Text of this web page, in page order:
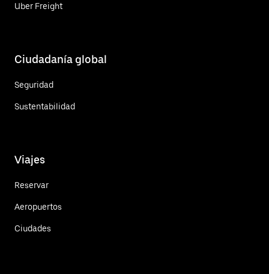
Uber Freight
Ciudadanía global
Seguridad
Sustentabilidad
Viajes
Reservar
Aeropuertos
Ciudades